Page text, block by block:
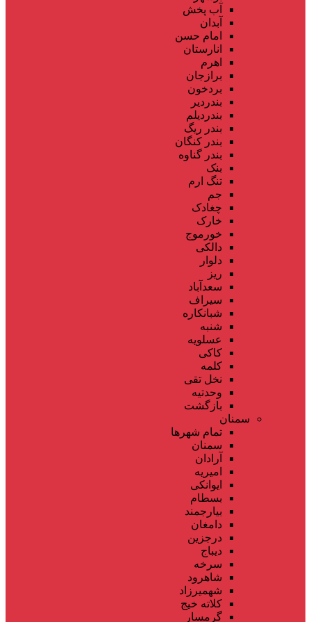
آب پخش
آبدان
امام حسن
انارستان
اهرم
برازجان
بردخون
بندردیر
بندردیلم
بندر ریگ
بندر کنگان
بندر گناوه
بنک
تنگ ارم
جم
چغادک
خارک
خورموج
دالکی
دلوار
ریز
سعدآباد
سیراف
شبانکاره
شنبه
عسلویه
کاکی
کلمه
نخل تقی
وحدتیه
بازگشت
سمنان
تمام شهر‌ها
سمنان
آرادان
امیریه
ایوانکی
بسطام
بیارجمند
دامغان
درجزین
دیباج
سرخه
شاهرود
شهمیرزاد
کلاته خیج
گرمسار